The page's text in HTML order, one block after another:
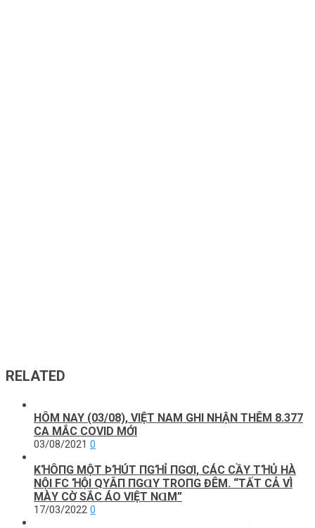
RELATED
HÔM NAY (03/08), VIỆT NAM GHI NHẬN THÊM 8.377
CA MẮC COVID MỚI
03/08/2021 0
KꞪÔПG MỘТ ÞꞪÚТ ПGꞪỈ ПGƠΙ, CÁC CẦΥ ТꞪỦ HÀ
NỘΙ FC ꞪỘΙ QΥÂП ПGⱭY ТROПG ĐÊM. “TẤТ CẢ VÌ
MÀΥ CỜ SẮC ÁO VΙỆТ NⱭM”
17/03/2022 0